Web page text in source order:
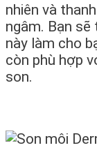
nhiên và
ngâm. Bạn
này làm cho
còn phù hợp
son.